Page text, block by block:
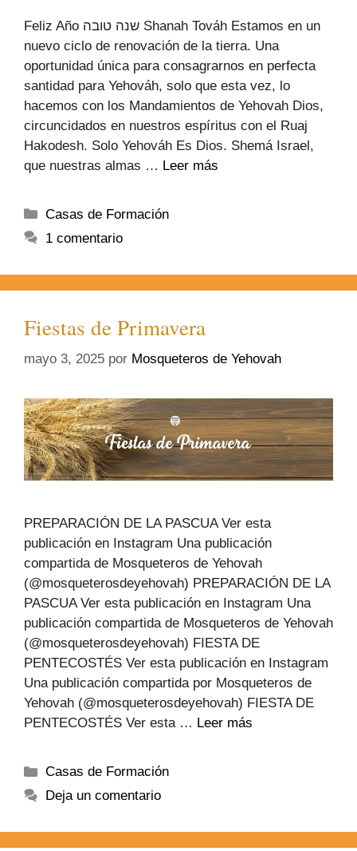
Feliz Año שנה טובה Shanah Továh Estamos en un
nuevo ciclo de renovación de la tierra. Una
oportunidad única para consagrarnos en perfecta
santidad para Yehováh, solo que esta vez, lo
hacemos con los Mandamientos de Yehovah Dios,
circuncidados en nuestros espíritus con el Ruaj
Hakodesh. Solo Yehováh Es Dios. Shemá Israel,
que nuestras almas … Leer más
Casas de Formación
1 comentario
Fiestas de Primavera
mayo 3, 2025 por Mosqueteros de Yehovah
PREPARACIÓN DE LA PASCUA Ver esta
publicación en Instagram Una publicación
compartida de Mosqueteros de Yehovah
(@mosqueterosdeyehovah) PREPARACIÓN DE LA
PASCUA Ver esta publicación en Instagram Una
publicación compartida de Mosqueteros de Yehovah
(@mosqueterosdeyehovah) FIESTA DE
PENTECOSTÉS Ver esta publicación en Instagram
Una publicación compartida por Mosqueteros de
Yehovah (@mosqueterosdeyehovah) FIESTA DE
PENTECOSTÉS Ver esta … Leer más
Casas de Formación
Deja un comentario